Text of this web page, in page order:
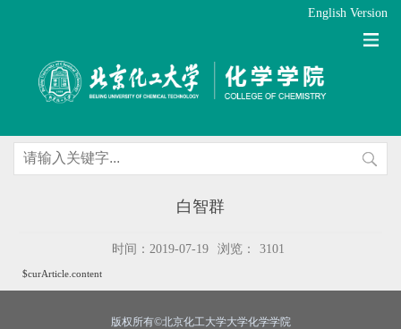
English Version
白智群
时间：2019-07-19 浏览： 3101
$curArticle.content
版权所有©北京化工大学大学化学学院